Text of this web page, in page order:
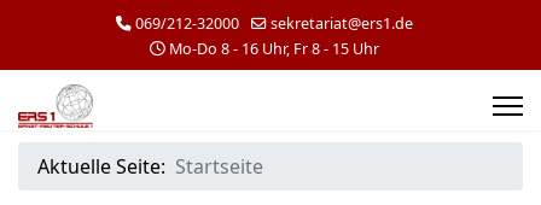
069/212-32000
sekretariat@ers1.de
Mo-Do 8 - 16 Uhr, Fr 8 - 15 Uhr
Aktuelle Seite: Startseite